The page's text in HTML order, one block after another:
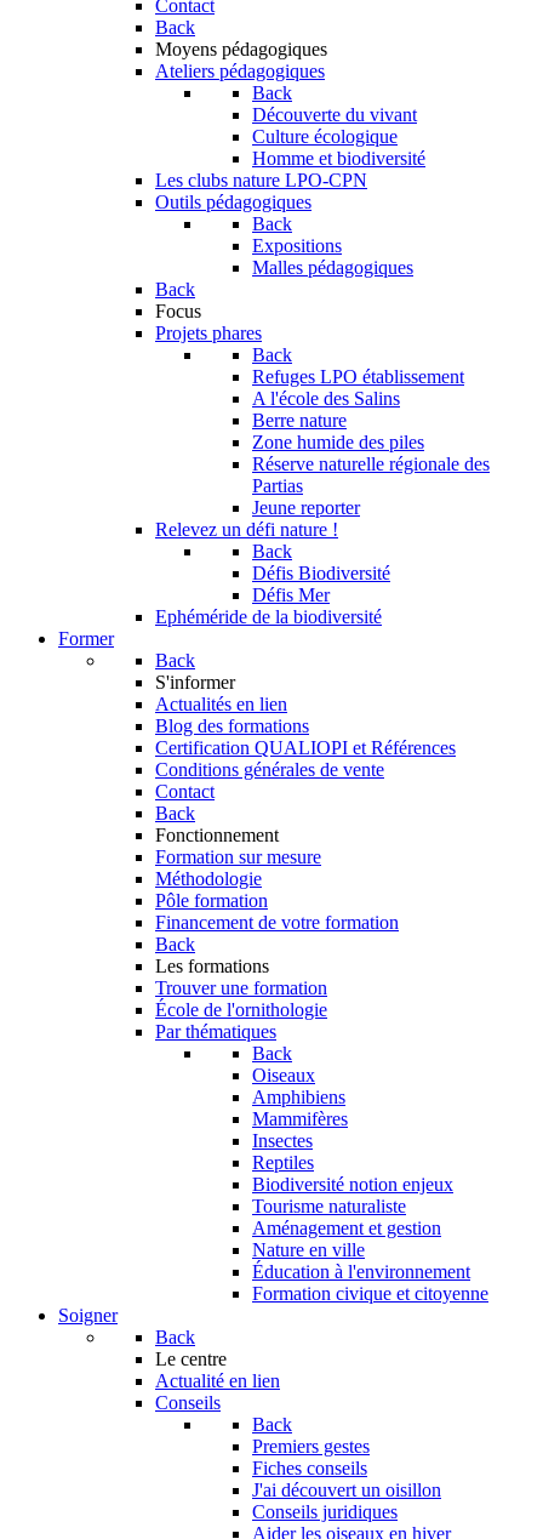
Contact
Back
Moyens pédagogiques
Ateliers pédagogiques
Back
Découverte du vivant
Culture écologique
Homme et biodiversité
Les clubs nature LPO-CPN
Outils pédagogiques
Back
Expositions
Malles pédagogiques
Back
Focus
Projets phares
Back
Refuges LPO établissement
A l'école des Salins
Berre nature
Zone humide des piles
Réserve naturelle régionale des
Partias
Jeune reporter
Relevez un défi nature !
Back
Défis Biodiversité
Défis Mer
Ephéméride de la biodiversité
Former
Back
S'informer
Actualités en lien
Blog des formations
Certification QUALIOPI et Références
Conditions générales de vente
Contact
Back
Fonctionnement
Formation sur mesure
Méthodologie
Pôle formation
Financement de votre formation
Back
Les formations
Trouver une formation
École de l'ornithologie
Par thématiques
Back
Oiseaux
Amphibiens
Mammifères
Insectes
Reptiles
Biodiversité notion enjeux
Tourisme naturaliste
Aménagement et gestion
Nature en ville
Éducation à l'environnement
Formation civique et citoyenne
Soigner
Back
Le centre
Actualité en lien
Conseils
Back
Premiers gestes
Fiches conseils
J'ai découvert un oisillon
Conseils juridiques
Aider les oiseaux en hiver